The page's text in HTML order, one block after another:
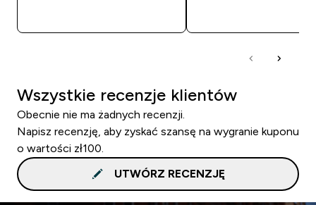
Wszystkie recenzje klientów
Obecnie nie ma żadnych recenzji.
Napisz recenzję, aby zyskać szansę na wygranie kuponu
o wartości zł100.
UTWÓRZ RECENZJĘ